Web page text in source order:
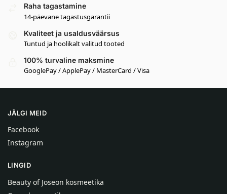
Raha tagastamine
14-päevane tagastusgarantii
Kvaliteet ja usaldusväärsus
Tuntud ja hoolikalt valitud tooted
100% turvaline maksmine
GooglePay / ApplePay / MasterCard / Visa
JÄLGI MEID
Facebook
Instagram
LINGID
Beauty of Joseon kosmeetika